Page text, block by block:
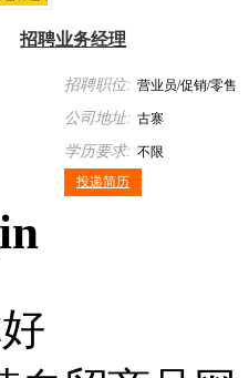
招聘业务经理
招聘职位: 营业员/促销/零售
公司地址: 古寨
学历要求: 不限
投递简历